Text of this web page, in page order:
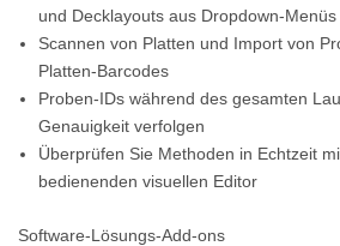
und Decklayouts aus Dropdown-Menüs
Scannen von Platten und Import von
Platten-Barcodes
Proben-IDs während des gesamten
Genauigkeit verfolgen
Überprüfen Sie Methoden in Echtzeit
bedienenden visuellen Editor
Software-Lösungs-Add-ons